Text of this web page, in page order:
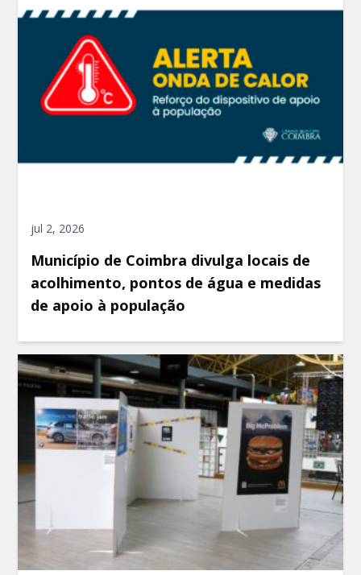
jul 2, 2026
Município de Coimbra divulga locais de
acolhimento, pontos de água e medidas
de apoio à população